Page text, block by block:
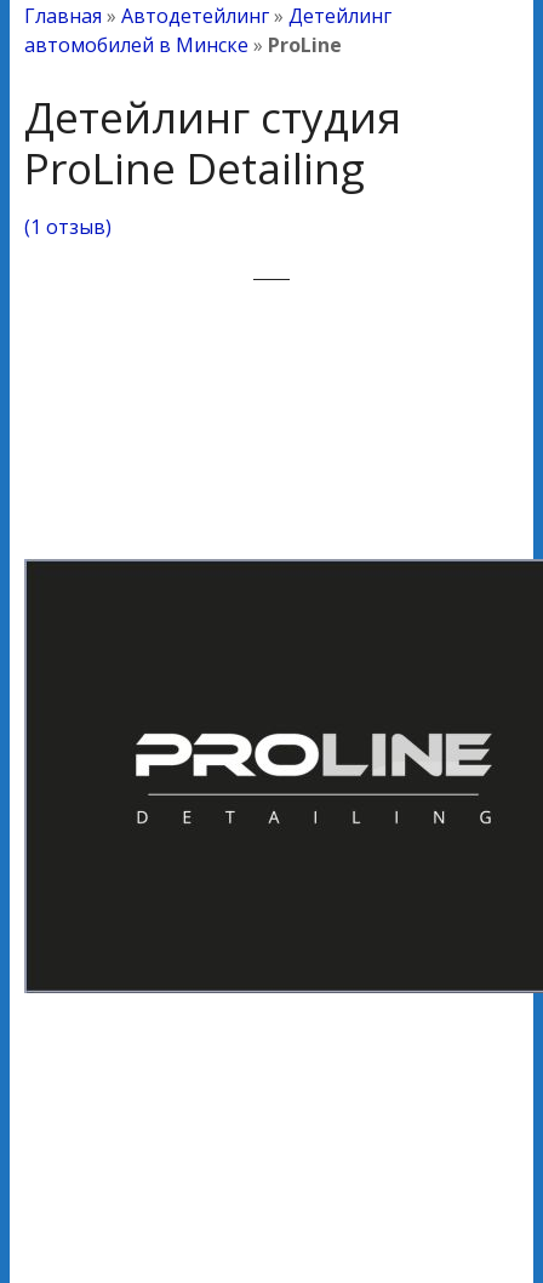
Главная » Автодетейлинг» Детейлинг
автомобилей в Минске » ProLine
Детейлинг студия
ProLine Detailing
(1 отзыв)